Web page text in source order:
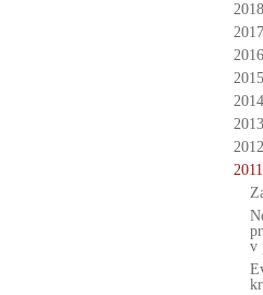
2018
2017
2016
2015
2014
2013
2012
2011
v